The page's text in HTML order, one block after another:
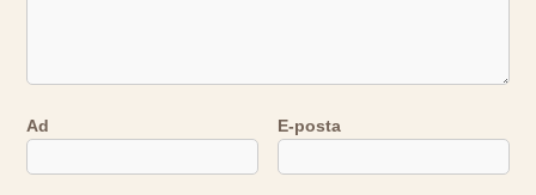
Ad E-posta